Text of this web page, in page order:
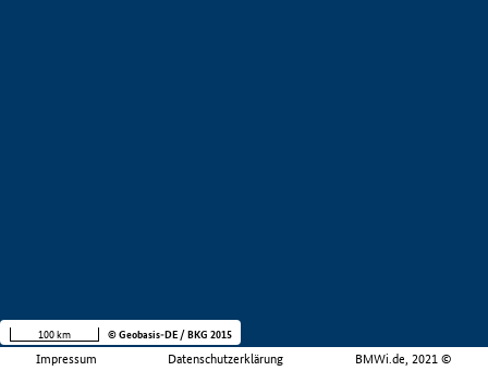
Impressum Datenschutzerklärung BMWi.de, 2021 ©
100 km © Geobasis-DE / BKG 2015